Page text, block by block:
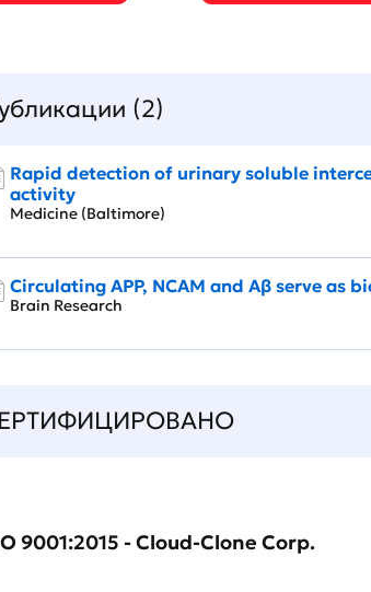
(2)
Rapid detection of urinary soluble
activity
Medicine (Baltimore)
Circulating APP, NCAM and Aβ serve as
Brain Research
9001:2015 - Cloud-Clone Corp.